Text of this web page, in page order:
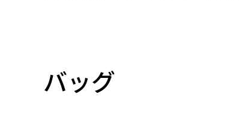
バッグ